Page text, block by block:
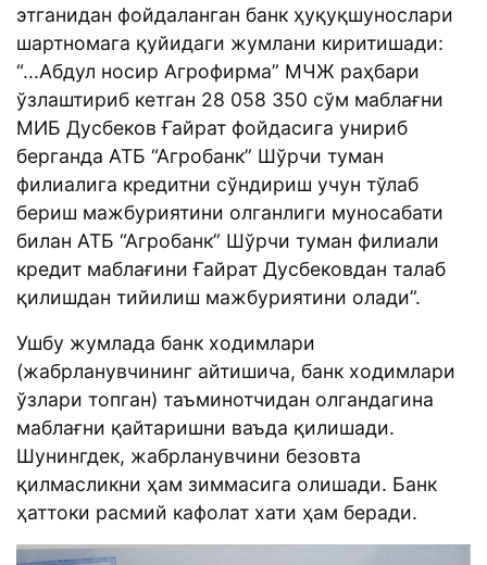
этганидан фойдаланган банк ҳуқуқшунослари
шартномага қуйидаги жумлани киритишади:
“...Абдул носир Агрофирма” МЧЖ раҳбари
ўзлаштириб кетган 28 058 350 сўм маблағни
МИБ Дусбеков Ғайрат фойдасига унириб
берганда АТБ “Агробанк” Шўрчи туман
филиалига кредитни сўндириш учун тўлаб
бериш мажбуриятини олганлиги муносабати
билан АТБ “Агробанк” Шўрчи туман филиали
кредит маблағини Ғайрат Дусбековдан талаб
қилишдан тийилиш мажбуриятини олади”.
Ушбу жумлада банк ходимлари
(жабрланувчининг айтишича, банк ходимлари
ўзлари топган) таъминотчидан олгандагина
маблағни қайтаришни ваъда қилишади.
Шунингдек, жабрланувчини безовта
қилмасликни ҳам зиммасига олишади. Банк
ҳаттоки расмий кафолат хати ҳам беради.